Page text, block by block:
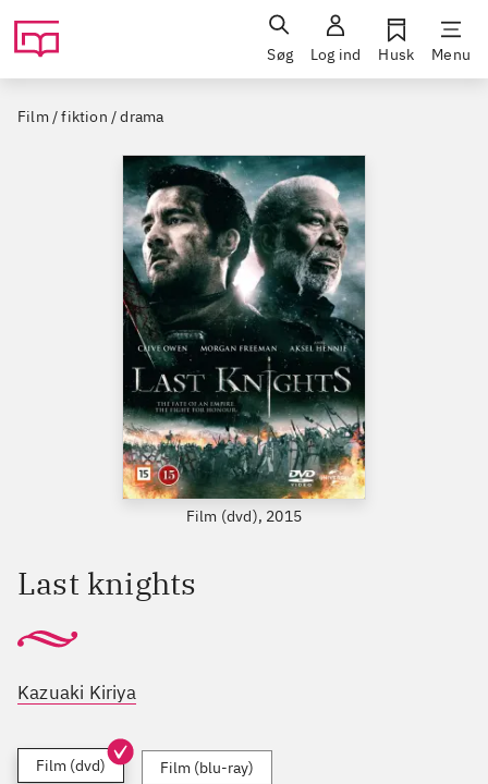
Søg Log ind Husk Menu
Film / fiktion / drama
Film (dvd), 2015
Last knights
Kazuaki Kiriya
Film (dvd) Film (blu-ray)